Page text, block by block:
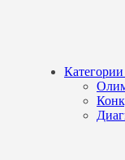
Категории